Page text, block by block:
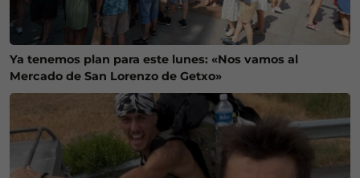
Ya tenemos plan para este lunes: «Nos vamos al
Mercado de San Lorenzo de Getxo»